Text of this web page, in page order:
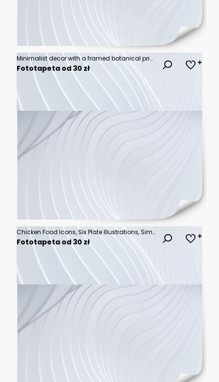
Minimalist decor with a framed botanical print and vases.
Fototapeta od 30 zł
Chicken Food Icons, Six Plate Illustrations, Simple Line Art, Delicious Meal Graphics
Fototapeta od 30 zł